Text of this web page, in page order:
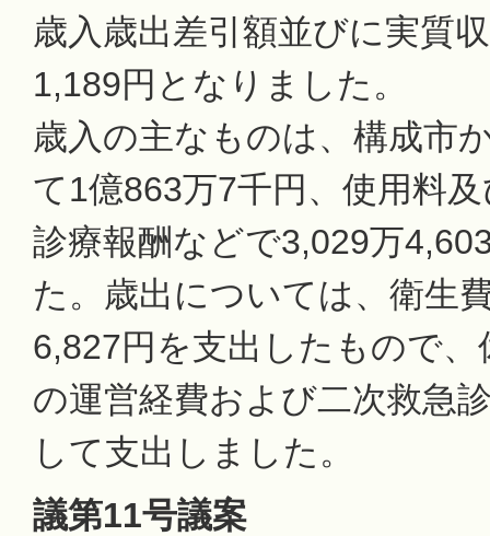
歳入歳出差引額並びに実質
1,189円となりました。
歳入の主なものは、構成市
て1億863万7千円、使用料
診療報酬などで3,029万
た。歳出については、衛生
6,827円を支出したもので、
の運営経費および二次救急
して支出しました。
議第11号議案